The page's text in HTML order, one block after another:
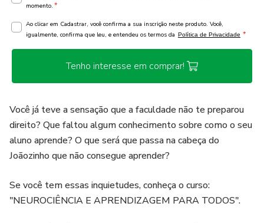
momento. *
Ao clicar em Cadastrar, você confirma a sua inscrição neste produto. Você,
igualmente, confirma que leu, e entendeu os termos da Política de Privacidade *
Tenho interesse em comprar!
Você já teve a sensação que a faculdade não te preparou
direito? Que faltou algum conhecimento sobre como o seu
aluno aprende? O que será que passa na cabeça do
Joãozinho que não consegue aprender?
Se você tem essas inquietudes, conheça o curso:
"NEUROCIÊNCIA E APRENDIZAGEM PARA TODOS".